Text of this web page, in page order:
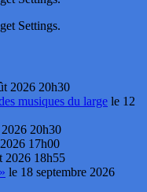
Settings.
2026 20h30
musiques du large le 12
20h30
17h00
2026 18h55
le 18 septembre 2026